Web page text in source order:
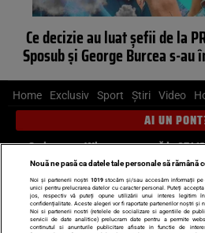
Ce decizie au luat șefii de la
Sposub și George Burcea s-
Home Exclusiv Sport Știri Video
AI UN
Scrie-ne pe Whatsapp, sună la
Știri interne Știri
Ultimele stiri
Diete Insula Iubirii
Nouă ne pasă ca datele tale personale să rămână
Noi și partenerii noștri 1019stocăm și/sau accesăm informații pe
unici pentru prelucrarea datelor cu caracter personal. Puteți
jos, respectiv vă puteți opune utilizării unui interes legitim
confidențialitate. Aceste alegeri vor fi raportate partenerilor noștri și
Noi si partenerii nostri (retelele de socializare si agentiile de
servicii de date analitice) prelucram date pentru a permite
continutul si anunturile publicitare afisate in functie de